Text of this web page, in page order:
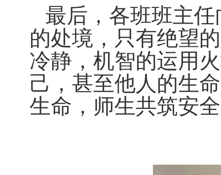
最后，各班班主
的处境，只有绝望
冷静，机智的运用
己，甚至他人的生
生命，师生共筑安